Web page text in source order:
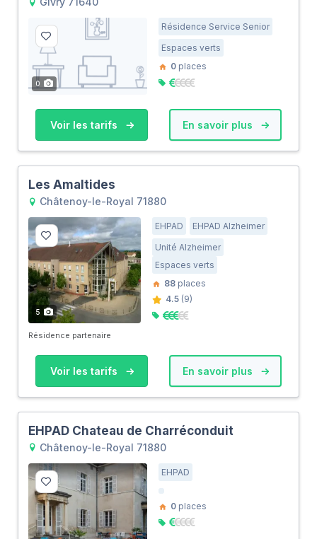
0
Résidence Service Senior
Espaces verts
0 places
Voir les tarifs En savoir plus
Les Amaltides
Châtenoy-le-Royal 71880
5
EHPAD
EHPAD Alzheimer
Unité Alzheimer
Espaces verts
88 places
4.5 (9)
Résidence partenaire
Voir les tarifs En savoir plus
EHPAD Chateau de Charréconduit
Châtenoy-le-Royal 71880
EHPAD
0 places